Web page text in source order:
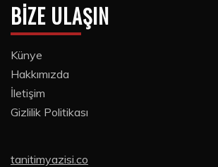
BIZE ULAŞIN
Künye
Hakkımızda
İletişim
Gizlilik Politikası
tanitimyazisi.co